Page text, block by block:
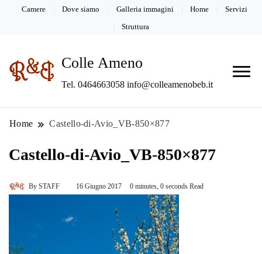
Camere Dove siamo Galleria immagini Home Servizi
Struttura
Colle Ameno
Tel. 0464663058 info@colleamenobeb.it
Home Castello-di-Avio_VB-850×877
Castello-di-Avio_VB-850×877
By STAFF 16 Giugno 2017 0 minutes, 0 seconds Read